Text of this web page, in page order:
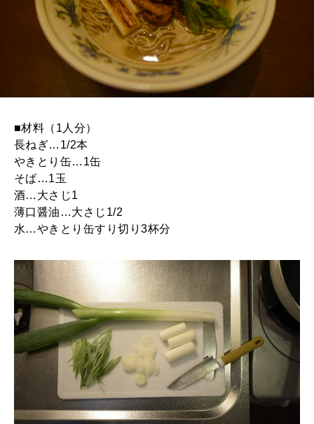
■材料（1人分）
長ねぎ…1/2本
やきとり缶…1缶
そば…1玉
酒…大さじ1
薄口醤油…大さじ1/2
水…やきとり缶すり切り3杯分